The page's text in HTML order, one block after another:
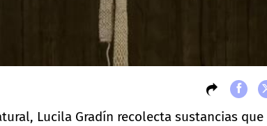
Lucila Gradín recolecta sustancias que